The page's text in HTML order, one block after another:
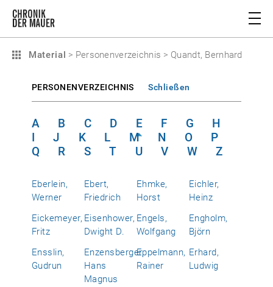
Material > Personenverzeichnis > Quandt, Bernhard
PERSONENVERZEICHNIS Schließen
A B C D E F G
H
I
J K L M N O
P
Q
R S T U V W Z
Eberlein,
Werner
Ebert,
Friedrich
Ehmke,
Horst
Eichler,
Heinz
Eickemeyer,
Fritz
Eisenhower,
Dwight D.
Engels,
Wolfgang
Engholm,
Björn
Ensslin,
Gudrun
Enzensberger,
Hans
Magnus
Eppelmann,
Rainer
Erhard,
Ludwig